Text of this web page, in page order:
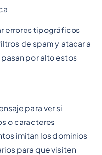
errores tipográficos
de spam y atacar a
por alto estos
para ver si
o caracteres
imitan los dominios
para que visiten